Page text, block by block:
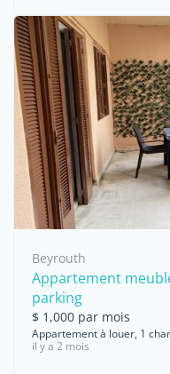
Beyrouth
Appartement
parking
$ 1,000 par mois
Appartement à louer, 1
il y a 2 mois